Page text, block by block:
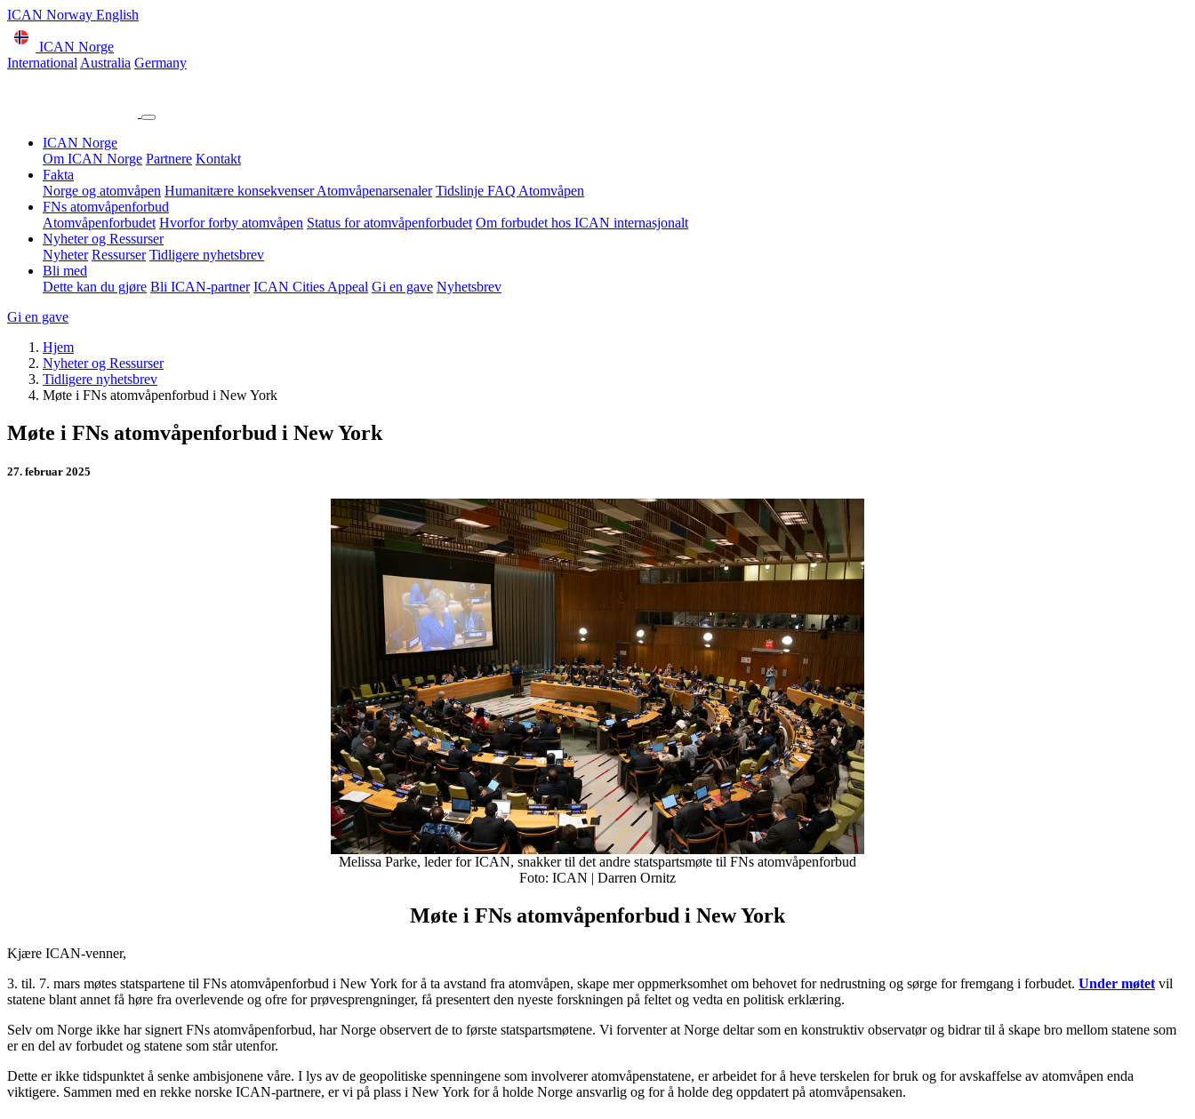
ICAN Norway English
ICAN Norge
International Australia Germany
ICAN Norge
Om ICAN Norge Partnere Kontakt
Fakta
Norge og atomvåpen Humanitære konsekvenserAtomvåpenarsenaler Tidslinje FAQ Atomvåpen
FNs atomvåpenforbud
Atomvåpenforbudet Hvorfor forby atomvåpen Status for atomvåpenforbudet Om forbudet hos ICAN internasjonalt
Nyheter og Ressurser
Nyheter Ressurser Tidligere nyhetsbrev
Bli med
Dette kan du gjøre Bli ICAN-partner ICAN Cities Appeal Gi en gave Nyhetsbrev
Gi en gave
Hjem
Nyheter og Ressurser
Tidligere nyhetsbrev
Møte i FNs atomvåpenforbud i New York
Møte i FNs atomvåpenforbud i New York
27. februar 2025
Melissa Parke, leder for ICAN, snakker til det andre statspartsmøte til FNs atomvåpenforbud
Foto: ICAN | Darren Ornitz
Møte i FNs atomvåpenforbud i New York
Kjære ICAN-venner,
3. til. 7. mars møtes statspartene til FNs atomvåpenforbud i New York for å ta avstand fra atomvåpen, skape mer oppmerksomhet om behovet for nedrustning og sørge for fremgang i forbudet. Under møtet vil
statene blant annet få høre fra overlevende og ofre for prøvesprengninger, få presentert den nyeste forskningen på feltet og vedta en politisk erklæring.
Selv om Norge ikke har signert FNs atomvåpenforbud, har Norge observert de to første statspartsmøtene. Vi forventer at Norge deltar som en konstruktiv observatør og bidrar til å skape bro mellom statene som
er en del av forbudet og statene som står utenfor.
Dette er ikke tidspunktet å senke ambisjonene våre. I lys av de geopolitiske spenningene som involverer atomvåpenstatene, er arbeidet for å heve terskelen for bruk og for avskaffelse av atomvåpen enda
viktigere. Sammen med en rekke norske ICAN-partnere, er vi på plass i New York for å holde Norge ansvarlig og for å holde deg oppdatert på atomvåpensaken.